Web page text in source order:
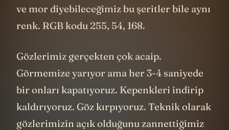
ve mor diyebileceğimiz bu şeritler bile aynı
renk. RGB kodu 255, 54, 168.
Gözlerimiz gerçekten çok acaip.
Görmemize yarıyor ama her 3-4 saniyede
bir onları kapatıyoruz. Kepenkleri indirip
kaldırıyoruz. Göz kırpıyoruz. Teknik olarak
gözlerimizin açık olduğunu zannettiğimiz